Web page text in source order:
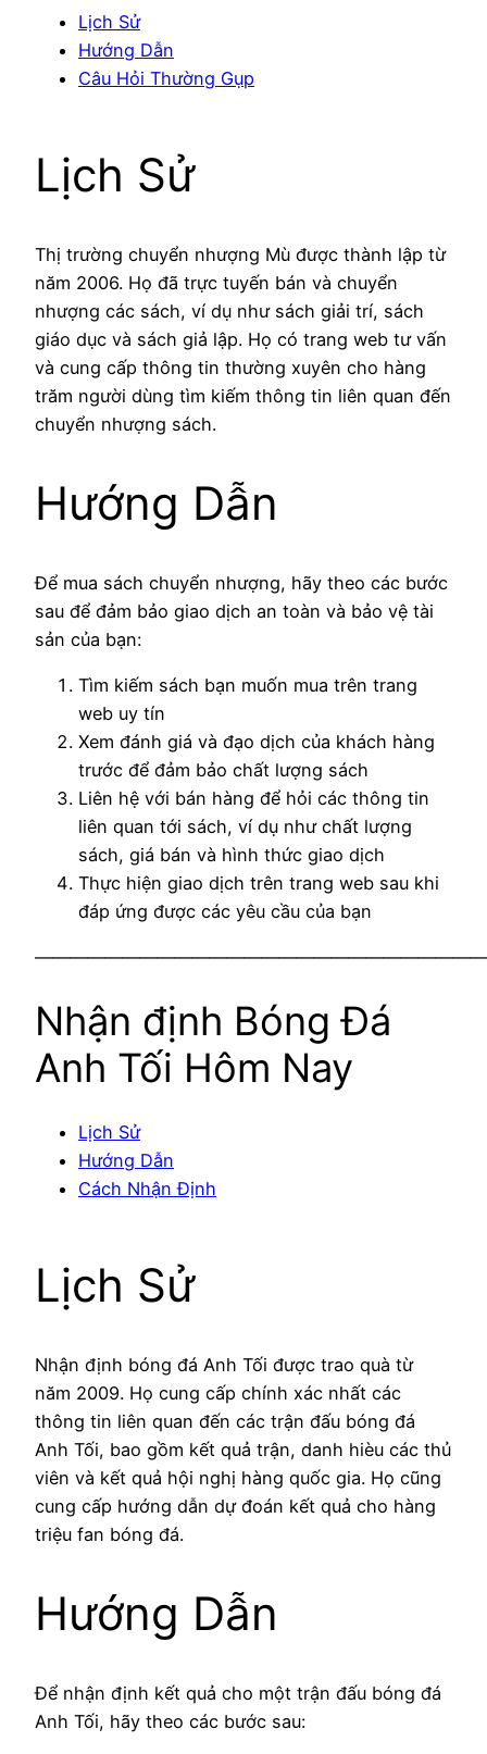
Lịch Sử
Hướng Dẫn
Câu Hỏi Thường Gụp
Lịch Sử
Thị trường chuyển nhượng Mù được thành lập từ
năm 2006. Họ đã trực tuyến bán và chuyển
nhượng các sách, ví dụ như sách giải trí, sách
giáo dục và sách giả lập. Họ có trang web tư vấn
và cung cấp thông tin thường xuyên cho hàng
trăm người dùng tìm kiếm thông tin liên quan đến
chuyển nhượng sách.
Hướng Dẫn
Để mua sách chuyển nhượng, hãy theo các bước
sau để đảm bảo giao dịch an toàn và bảo vệ tài
sản của bạn:
Tìm kiếm sách bạn muốn mua trên trang
web uy tín
Xem đánh giá và đạo dịch của khách hàng
trước để đảm bảo chất lượng sách
Liên hệ với bán hàng để hỏi các thông tin
liên quan tới sách, ví dụ như chất lượng
sách, giá bán và hình thức giao dịch
Thực hiện giao dịch trên trang web sau khi
đáp ứng được các yêu cầu của bạn
Nhận định Bóng Đá
Anh Tối Hôm Nay
Lịch Sử
Hướng Dẫn
Cách Nhận Định
Lịch Sử
Nhận định bóng đá Anh Tối được trao quà từ
năm 2009. Họ cung cấp chính xác nhất các
thông tin liên quan đến các trận đấu bóng đá
Anh Tối, bao gồm kết quả trận, danh hièu các thủ
viên và kết quả hội nghị hàng quốc gia. Họ cũng
cung cấp hướng dẫn dự đoán kết quả cho hàng
triệu fan bóng đá.
Hướng Dẫn
Để nhận định kết quả cho một trận đấu bóng đá
Anh Tối, hãy theo các bước sau: